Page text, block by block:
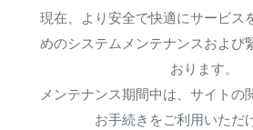
現在、より安全で快適にサービス
めのシステムメンテナンスおよび
おります。
メンテナンス期間中は、サイトの
お手続きをご利用いただ